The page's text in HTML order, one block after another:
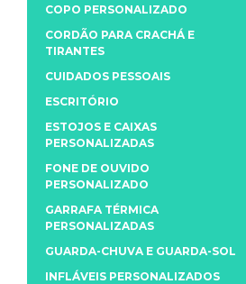
COPO PERSONALIZADO
CORDÃO PARA CRACHÁ E
TIRANTES
CUIDADOS PESSOAIS
ESCRITÓRIO
ESTOJOS E CAIXAS
PERSONALIZADAS
FONE DE OUVIDO
PERSONALIZADO
GARRAFA TÉRMICA
PERSONALIZADAS
GUARDA-CHUVA E GUARDA-SOL
INFLÁVEIS PERSONALIZADOS